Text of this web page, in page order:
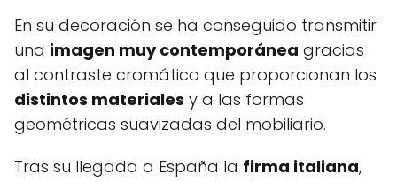
En su decoración se ha conseguido transmitir
una imagen muy contemporánea gracias
al contraste cromático que proporcionan los
distintos materiales y a las formas
geométricas suavizadas del mobiliario.
Tras su llegada a España la firma italiana,